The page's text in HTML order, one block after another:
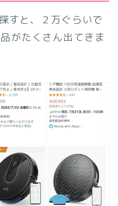
すと、２万ぐらいで
がたくさん出てきま